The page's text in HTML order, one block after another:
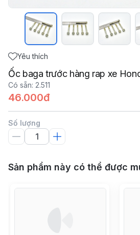
Yêu thích
Ốc baga trước hàng rap xe
Có sẵn: 2.511
46.000đ
Số lượng
Sản phẩm này có thể được